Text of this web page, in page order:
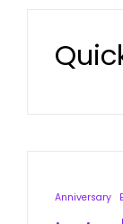
Anniversary